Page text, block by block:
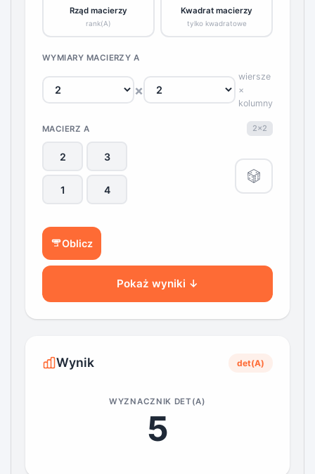
Rząd macierzy
rank(A)
Kwadrat macierzy
tylko kwadratowe
WYMIARY MACIERZY A
×
wiersze
×
kolumny
MACIERZ A 2×2
Oblicz
Pokaż wyniki ↓
Wynik det(A)
WYZNACZNIK DET(A)
5